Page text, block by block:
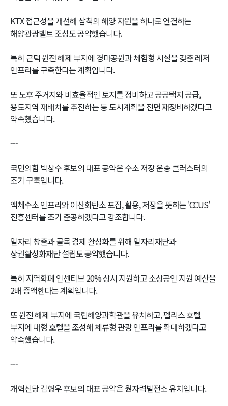
KTX 접근성을 개선해 삼척의 해양 자원을 하나로 연결하는
해양관광벨트 조성도 공약했습니다.
특히 근덕 원전 해제 부지에 경마공원과 체험형 시설을 갖춘 레저
인프라를 구축한다는 계획입니다.
또 노후 주거지와 비효율적인 토지를 정비하고 공공택지 공급,
용도지역 재배치를 추진하는 등 도시계획을 전면 재정비하겠다고
약속했습니다.
---
국민의힘 박상수 후보의 대표 공약은 수소 저장 운송 클러스터의
조기 구축입니다.
액체수소 인프라와 이산화탄소 포집, 활용, 저장을 뜻하는 'CCUS'
진흥센터를 조기 준공하겠다고 강조합니다.
일자리 창출과 골목 경제 활성화를 위해 일자리재단과
상권활성화재단 설립도 공약했습니다.
특히 지역화폐 인센티브 20% 상시 지원하고 소상공인 지원 예산을
2배 증액한다는 계획입니다.
또 원전 해제 부지에 국립해양과학관을 유치하고, 펠리스 호텔
부지에 대형 호텔을 조성해 체류형 관광 인프라를 확대하겠다고
약속했습니다.
---
개혁신당 김형우 후보의 대표 공약은 원자력발전소 유치입니다.